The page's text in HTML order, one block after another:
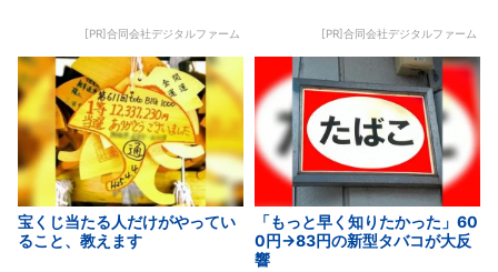
[PR]合同会社デジタルファーム [PR]合同会社デジタルファーム
宝くじ当たる人だけがやってい
ること、教えます
「もっと早く知りたかった」60
0円→83円の新型タバコが大反
響